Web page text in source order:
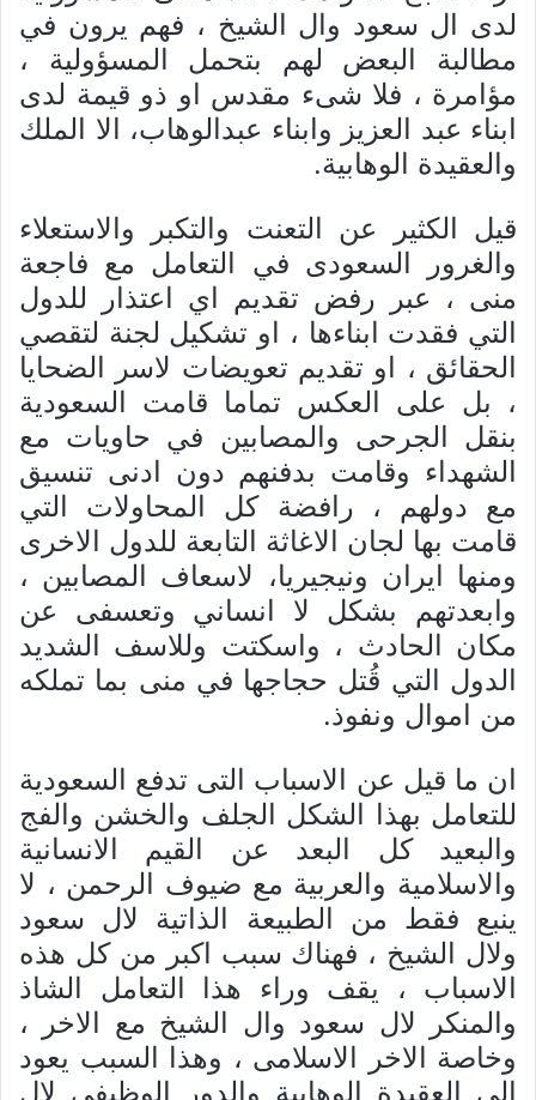
لدی ال سعود وال الشیخ ، فهم یرون في
مطالبة البعض لهم بتحمل المسؤولیة ،
مؤامرة ، فلا شیء مقدس او ذو قیمة لدی
ابناء عبد العزیز وابناء عبدالوهاب، الا الملك
والعقیدة الوهابیة.
قیل الکثیر عن التعنت والتکبر والاستعلاء
والغرور السعودی في التعامل مع فاجعة
منی ، عبر رفض تقدیم اي اعتذار للدول
التي فقدت ابناءها ، او تشکیل لجنة لتقصي
الحقائق ، او تقدیم تعویضات لاسر الضحایا
، بل علی العکس تماما قامت السعودیة
بنقل الجرحی والمصابین في حاویات مع
الشهداء وقامت بدفنهم دون ادنی تنسیق
مع دولهم ، رافضة کل المحاولات التي
قامت بها لجان الاغاثة التابعة للدول الاخری
ومنها ایران ونيجيريا، لاسعاف المصابین ،
وابعدتهم بشکل لا انساني وتعسفی عن
مکان الحادث ، واسکتت وللاسف الشدید
الدول التي قُتل حجاجها في منی بما تملکه
من اموال ونفوذ.
ان ما قیل عن الاسباب التی تدفع السعودیة
للتعامل بهذا الشکل الجلف والخشن والفج
والبعید کل البعد عن القیم الانسانیة
والاسلامیة والعربیة مع ضیوف الرحمن ، لا
ینبع فقط من الطبیعة الذاتیة لال سعود
ولال الشیخ ، فهناك سبب اکبر من کل هذه
الاسباب ، یقف وراء هذا التعامل الشاذ
والمنکر لال سعود وال الشیخ مع الاخر ،
وخاصة الاخر الاسلامی ، وهذا السبب یعود
الی العقیدة الوهابیة والدور الوظیفي لال